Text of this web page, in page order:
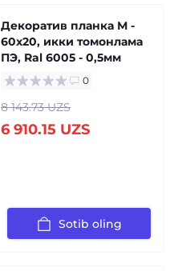
Декоратив планка М -
60х20, икки томонлама
ПЭ, Ral 6005 - 0,5мм
0
8 143.73 UZS
6 910.15 UZS
Sotib oling